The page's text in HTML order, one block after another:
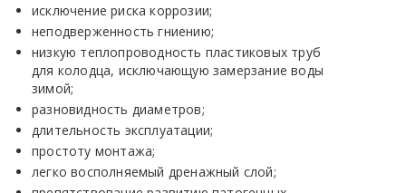
исключение риска коррозии;
неподверженность гниению;
низкую теплопроводность пластиковых труб
для колодца, исключающую замерзание воды
зимой;
разновидность диаметров;
длительность эксплуатации;
простоту монтажа;
легко восполняемый дренажный слой;